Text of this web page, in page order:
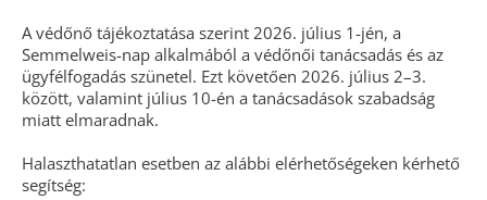
A védőnő tájékoztatása szerint 2026. július 1-jén, a
Semmelweis-nap alkalmából a védőnői tanácsadás és az
ügyfélfogadás szünetel. Ezt követően 2026. július 2–3.
között, valamint július 10-én a tanácsadások szabadság
miatt elmaradnak.
Halaszthatatlan esetben az alábbi elérhetőségeken kérhető
segítség: